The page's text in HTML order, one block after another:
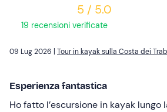
5 / 5.0
19 recensioni verificate
09 Lug 2026 | Tour in kayak sulla Costa dei
Esperienza fantastica
Ho fatto l’escursione in kayak lungo